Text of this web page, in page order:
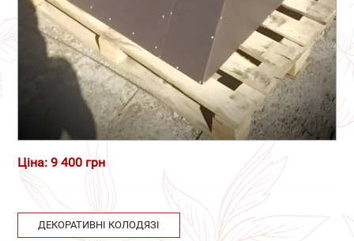
Ціна: 9 400 грн
ДЕКОРАТИВНІ КОЛОДЯЗІ